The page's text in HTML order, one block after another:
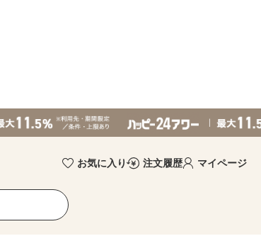
お気に入り 注文履歴 マイページ